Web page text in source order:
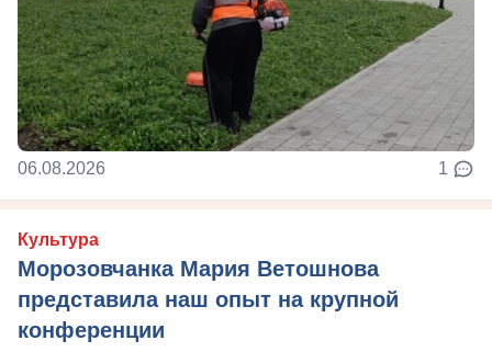
06.08.2026 1
Культура
Морозовчанка Мария Ветошнова
представила наш опыт на крупной
конференции